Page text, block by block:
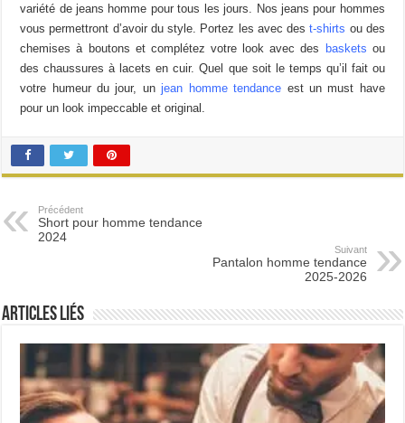
variété de jeans homme pour tous les jours. Nos jeans pour hommes
vous permettront d’avoir du style. Portez les avec dest-shirts ou des
chemises à boutons et complétez votre look avec des
baskets ou
des chaussures à lacets en cuir. Quel que soit le temps qu’il fait ou
votre humeur du jour, unjean homme tendance est un must have
pour un look impeccable et original.
Précédent
Short pour homme tendance
2024
Suivant
Pantalon homme tendance
2025-2026
Articles Liés